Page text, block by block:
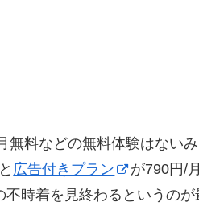
無料などの無料体験はないみ
広告付きプラン
が790円/
時着を見終わるというのが